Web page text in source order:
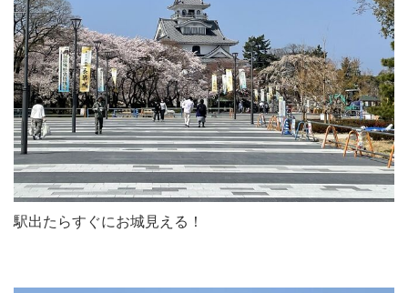
駅出たらすぐにお城見える！